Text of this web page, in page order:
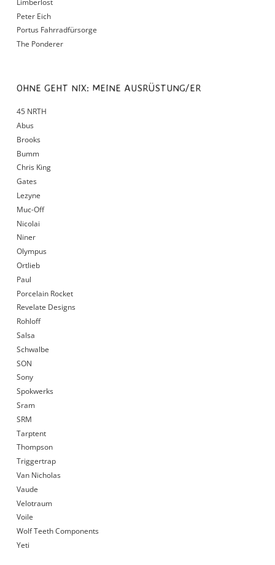
Peter Eich
Portus Fahrradfürsorge
The Ponderer
OHNE GEHT NIX: MEINE AUSRÜSTUNG/ER
45 NRTH
Abus
Brooks
Bumm
Chris King
Gates
Lezyne
Muc-Off
Nicolai
Niner
Olympus
Ortlieb
Paul
Porcelain Rocket
Revelate Designs
Rohloff
Salsa
Schwalbe
SON
Sony
Spokwerks
Sram
SRM
Tarptent
Thompson
Triggertrap
Van Nicholas
Vaude
Velotraum
Voile
Wolf Teeth Components
Yeti